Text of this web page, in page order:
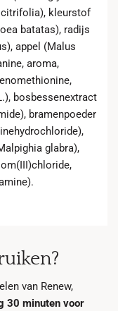
citrifolia), kleurstof
batatas), radijs
appel (Malus
aroma,
bosbessenextract
bramenpoeder
glabra),
van Renew,
30 minuten voor